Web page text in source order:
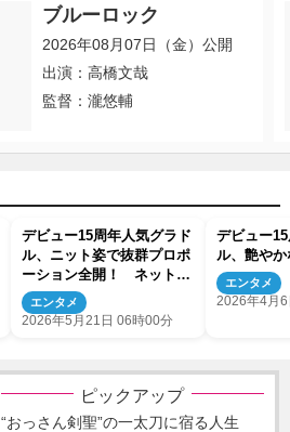
ブルーロック
2026年08月07日（金）公開
出演：高橋文哉
監督：瀧悠輔
デビュー15周年人気グラド
ル、ニット姿で抜群プロポ
ーション全開！ ネット絶
賛エンタメ
2026年5月21日 06時00分
デビュー
ル、艶や
エンタメ
2026年4月
ピックアップ
“おっさん剣聖”の一太刀に宿る人生